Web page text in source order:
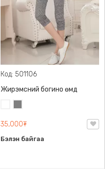
Код: 501106
Жирэмсний богино өмд
35,000₮
Бэлэн байгаа